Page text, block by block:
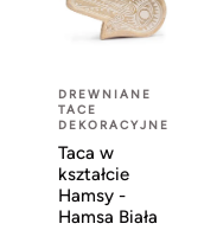
DREWNIANE
TACE
DEKORACYJNE
Taca w
kształcie
Hamsy -
Hamsa Biała